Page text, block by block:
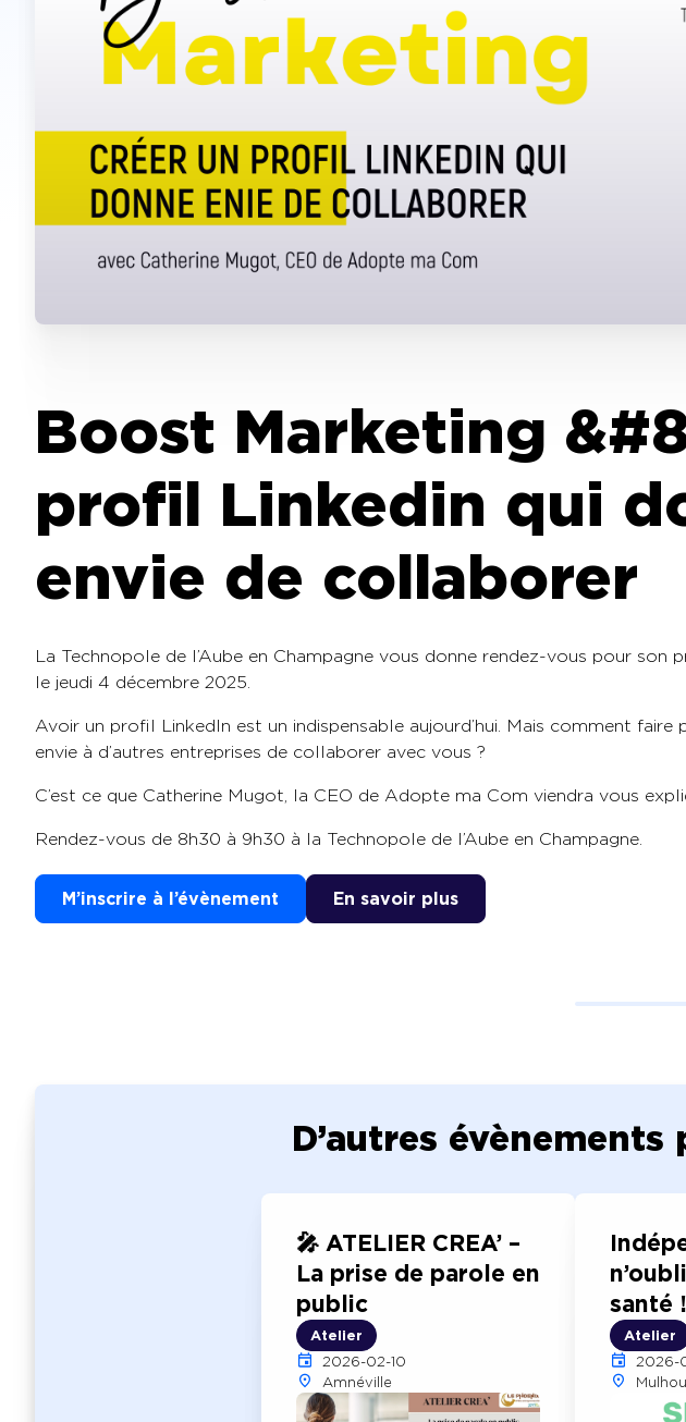
Boost Marketing
profil Linkedin qui
envie de collaborer
La Technopole de l’Aube en Champagne vous donne rendez-vous pour son
le jeudi 4 décembre 2025.
Avoir un profil LinkedIn est un indispensable aujourd’hui. Mais comment
envie à d’autres entreprises de collaborer avec vous ?
C’est ce que Catherine Mugot, la CEO de Adopte ma Com viendra vous
Rendez-vous de 8h30 à 9h30 à la Technopole de l’Aube en Champagne.
M’inscrire à l’évènement En savoir plus
D’autres
🎤 ATELIER CREA’ –
La prise de parole en
public
Atelier
2026-02-10
Amnéville
santé !
Atelier
2026-